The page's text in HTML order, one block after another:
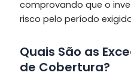
comprovando que o
risco pelo período
Quais São as
de Cobertura?